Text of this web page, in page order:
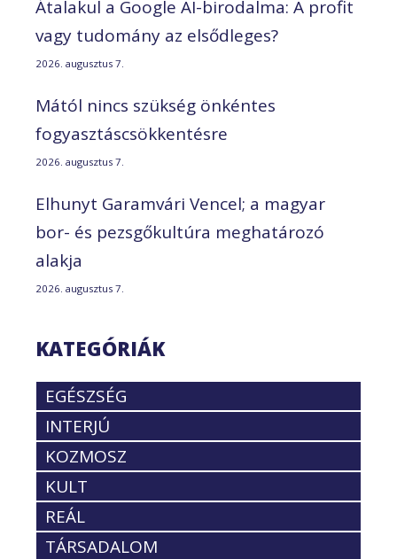
Átalakul a Google AI-birodalma: A profit
vagy tudomány az elsődleges?
2026. augusztus 7.
Mától nincs szükség önkéntes
fogyasztáscsökkentésre
2026. augusztus 7.
Elhunyt Garamvári Vencel; a magyar
bor- és pezsgőkultúra meghatározó
alakja
2026. augusztus 7.
KATEGÓRIÁK
EGÉSZSÉG
INTERJÚ
KOZMOSZ
KULT
REÁL
TÁRSADALOM